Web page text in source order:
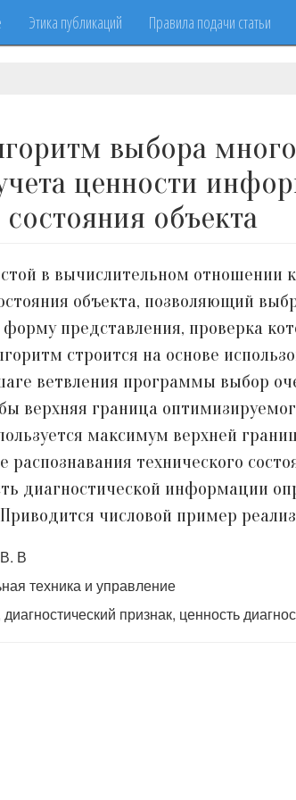
Этика публикаций Правила подачи статьи
выбора
ценности
объекта
в вычислительном отношении
объекта, позволяющий
представления, проверка
строится на основе
ветвления программы выбор
верхняя граница
максимум верхней
технического
диагностической информации
числовой пример
В
техника и управление
признак, ценность